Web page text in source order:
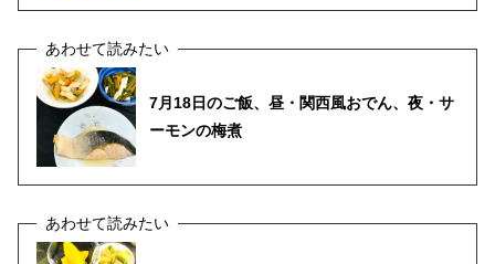
7月18日のご飯、昼・関西風おでん、夜・サ
ーモンの梅煮